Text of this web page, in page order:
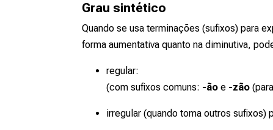
Grau sintético
Quando se usa terminações (sufixos) para
forma aumentativa quanto na diminutiva,
regular:
(com sufixos comuns: -ão e -zão
irregular (quando toma outros sufixos)